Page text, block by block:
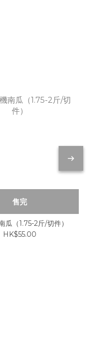
售完
瓜（1.75-2斤/切件）
HK$55.00